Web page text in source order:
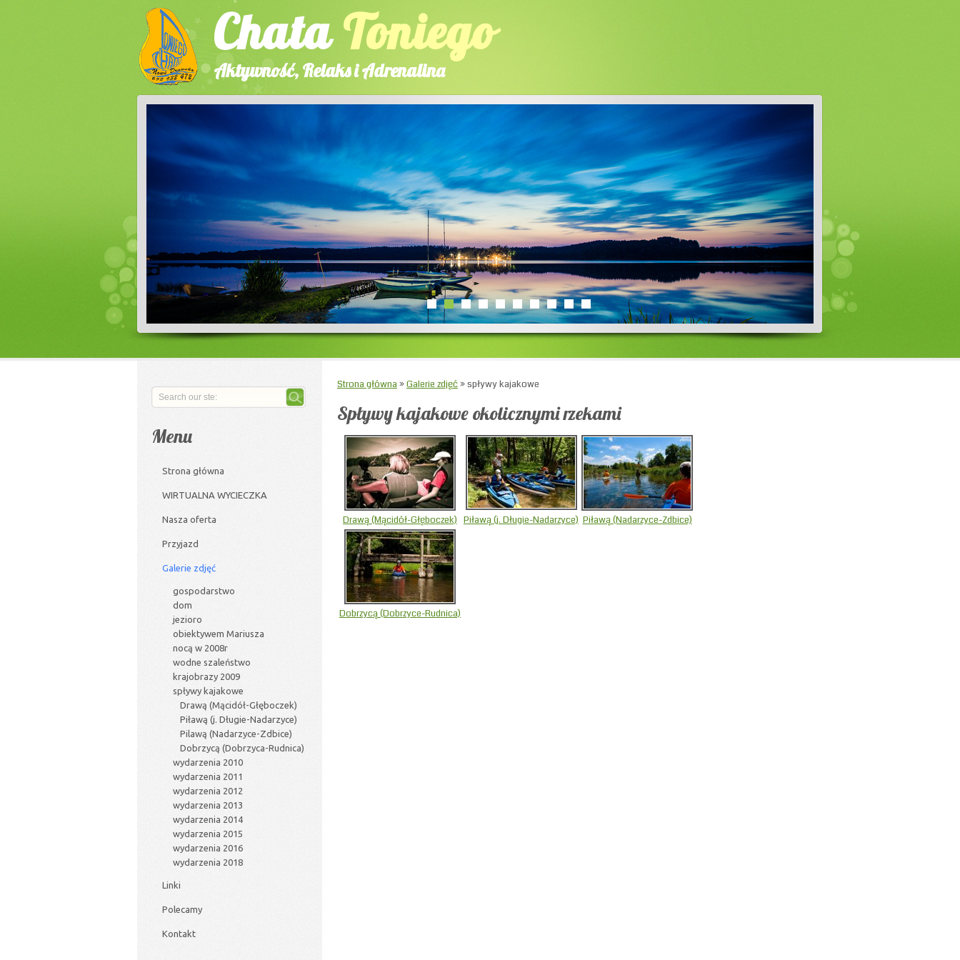
ChataToniego
Aktywność, Relaks i Adrenalina
Strona główna »Galerie zdjęć»spływy kajakowe
Spływy kajakowe okolicznymi rzekami
Drawą (Mącidół-Głęboczek) Piławą (j. Długie-Nadarzyce) Piławą (Nadarzyce-Zdbice)
Dobrzycą (Dobrzyce-Rudnica)
Menu
Strona główna
WIRTUALNA WYCIECZKA
Nasza oferta
Przyjazd
Galerie zdjęć
gospodarstwo
dom
jezioro
obiektywem Mariusza
nocą w 2008r
wodne szaleństwo
krajobrazy 2009
spływy kajakowe
Drawą (Mącidół-Głęboczek)
Piławą (j. Długie-Nadarzyce)
Pilawą (Nadarzyce-Zdbice)
Dobrzycą (Dobrzyca-Rudnica)
wydarzenia 2010
wydarzenia 2011
wydarzenia 2012
wydarzenia 2013
wydarzenia 2014
wydarzenia 2015
wydarzenia 2016
wydarzenia 2018
Linki
Polecamy
Kontakt